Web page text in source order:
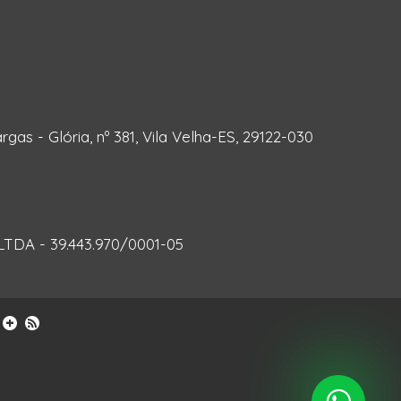
- Glória, nº 381, Vila Velha-ES, 29122-030
- 39.443.970/0001-05